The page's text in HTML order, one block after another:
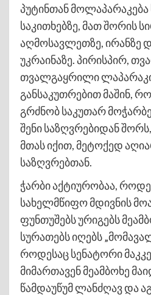
პუტინთან
საკითხებზე, მათ შორის
აღმოსავლეთზე, ირანზე
უკრაინაზე. პირისპირ,
თვალგაყრილი
განსაკუთრებით მაშინ,
გრძნობ საკუთარ
შენი საზღვრებიდან
მთას იქით, მეტოქედ
საზღვრებთან.
ჭარბი აქტიურობაა,
სახელმწიფო მდივნის
ფუნთუშებს ურიგებს
სურათებს იღებს
როდესაც სენატორი
მიმართავენ მეამბოხე
წამდაუწუმ ლანძღავ და